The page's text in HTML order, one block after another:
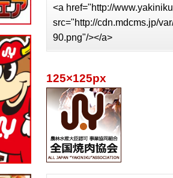
<a href="http://
src="http://cdn.mdcms.jp/
90.png"/></a>
125×125px